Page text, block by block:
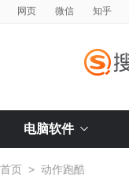
网页 微信 知乎
电脑软件
首页 > 动作跑酷